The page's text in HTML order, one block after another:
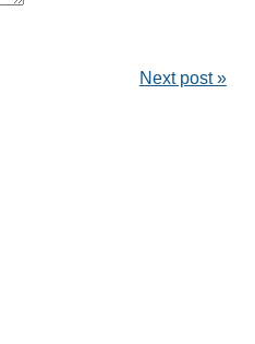
Next post »